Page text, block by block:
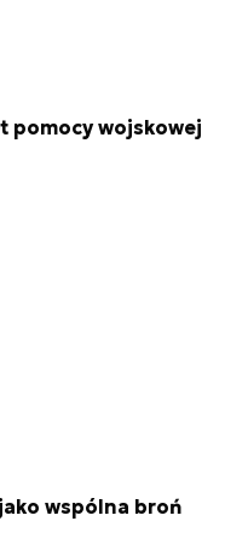
pomocy wojskowej
wspólna broń